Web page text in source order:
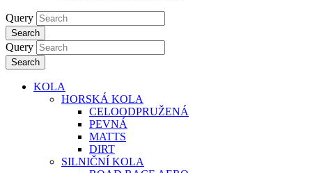
Query
Search
Query
Search
KOLA
HORSKÁ KOLA
CELOODPRUŽENÁ
PEVNÁ
MATTS
DIRT
SILNIČNÍ KOLA